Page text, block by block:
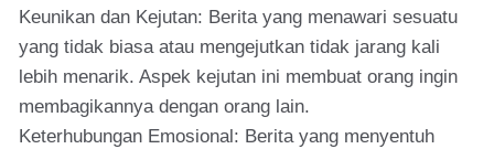
Keunikan dan Kejutan: Berita yang menawari sesuatu
yang tidak biasa atau mengejutkan tidak jarang kali
lebih menarik. Aspek kejutan ini membuat orang ingin
membagikannya dengan orang lain.
Keterhubungan Emosional: Berita yang menyentuh